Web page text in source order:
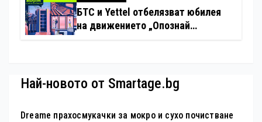
БТС и Yettel отбелязват юбилея
на движението „Опознай
Най-новото от Smartage.bg
Dreame прахосмукачки за мокро и сухо почистване